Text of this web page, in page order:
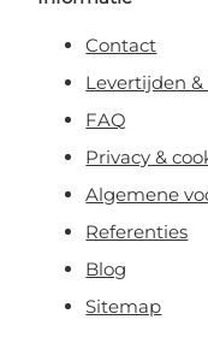
Contact
Levertijden
FAQ
Privacy &
Algemene
Referenties
Blog
Sitemap